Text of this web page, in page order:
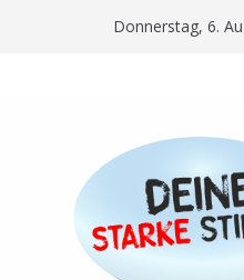
Donnerstag, 6.